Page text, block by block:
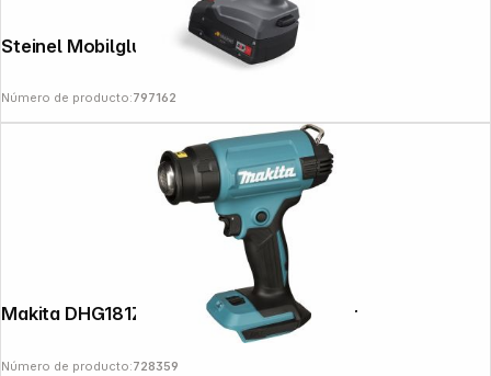
Steinel Mobilglue 5011 Glue Gun
Número de producto:797162
Makita DHG181ZK Battery Hot Air Blower
Número de producto:728359